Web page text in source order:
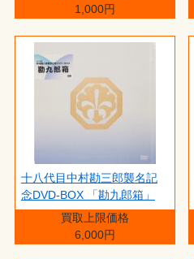
1,000円
十八代目中村勘三郎襲名記
念DVD-BOX 「勘九郎箱」
買取上限価格
6,000円